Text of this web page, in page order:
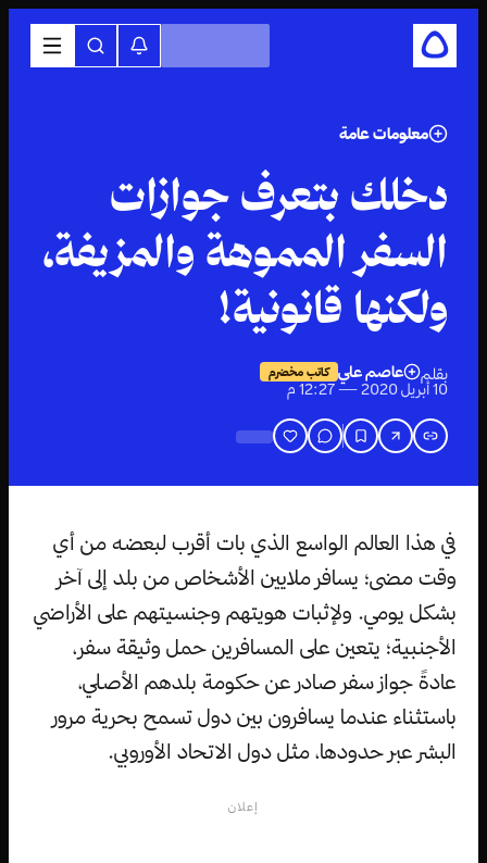
معلومات عامة
دخلك بتعرف جوازات
السفر المموهة والمزيفة،
ولكنها قانونية!
بقلم عاصم علي كاتب مخضرم
10 أبريل 2020 — 12:27 م
في هذا العالم الواسع الذي بات أقرب لبعضه من أي
وقت مضى؛ يسافر ملايين الأشخاص من بلد إلى آخر
بشكل يومي. ولإثبات هويتهم وجنسيتهم على الأراضي
الأجنبية؛ يتعين على المسافرين حمل وثيقة سفر،
عادةً جواز سفر صادر عن حكومة بلدهم الأصلي،
باستثناء عندما يسافرون بين دول تسمح بحرية مرور
البشر عبر حدودها، مثل دول الاتحاد الأوروبي.
إعلان